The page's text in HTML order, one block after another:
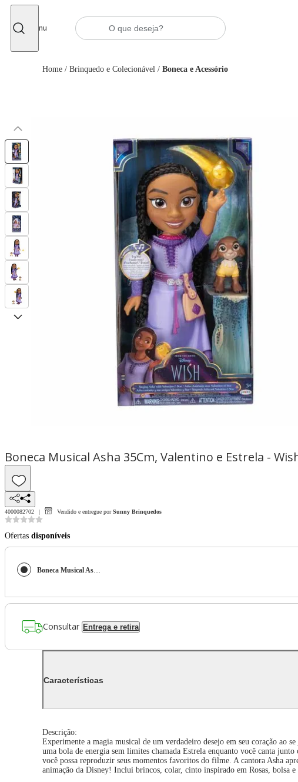
Menu
Home / Brinquedo e Colecionável / Boneca e Acessório
Boneca Musical Asha 35Cm, Valentino e Estrela -
4000082702 Vendido e entregue por Sunny Brinquedos
Ofertas disponíveis
Boneca Musical Asha 35Cm, Valentino e Estrela - Wish
Consultar Entrega e retira
Características
Descrição:
Experimente a magia musical de um verdadeiro desejo em seu coração ao
uma bola de energia sem limites chamada Estrela enquanto você canta
você possa reproduzir seus momentos favoritos do filme. A cantora Asha
animação da Disney! Inclui brincos, colar, cinto inspirado em Rosas, bolsa